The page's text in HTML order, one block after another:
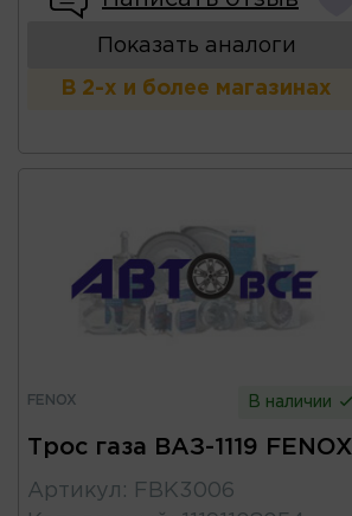
Показать аналоги
В 2-х и более магазинах
FENOX В наличии
Трос газа ВАЗ-1119 FENOX
Артикул :
FBK3006